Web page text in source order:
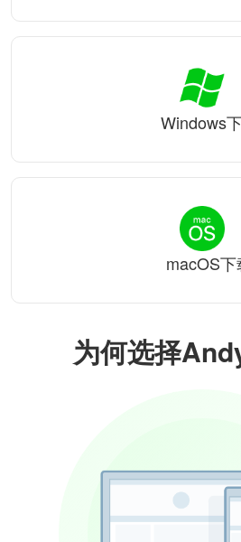
为何选择
Windows
macOS下